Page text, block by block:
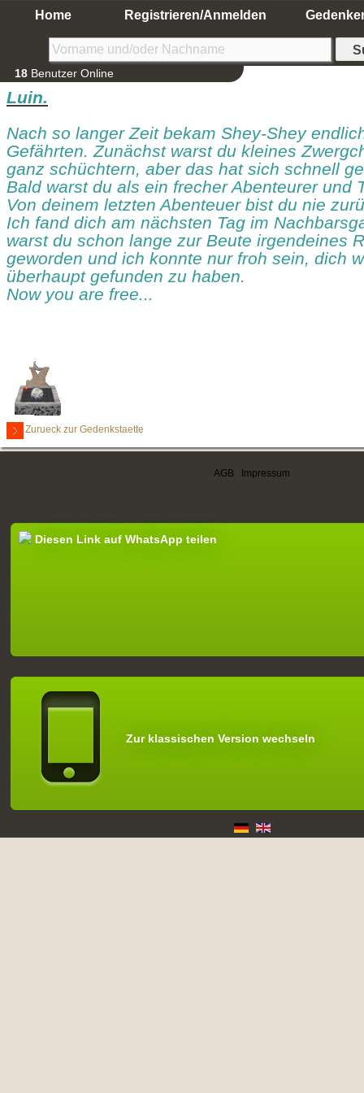
Home Registrieren/Anmelden
18 Benutzer Online
Luin.
Nach so langer Zeit bekam Shey-Shey
Gefährten. Zunächst warst du kleines
ganz schüchtern, aber das hat sich schnell
Bald warst du als ein frecher Abenteurer und
Von deinem letzten Abenteuer bist du nie
Ich fand dich am nächsten Tag im
warst du schon lange zur Beute irgendeines
geworden und ich konnte nur froh sein, dich
überhaupt gefunden zu haben.
Now you are free...
Zurueck zur Gedenkstaette
AGB Impressum
Diesen Link auf WhatsApp teilen
Zur klassischen Version wechseln